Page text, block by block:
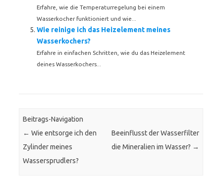
Erfahre, wie die Temperaturregelung bei einem
Wasserkocher funktioniert und wie...
Wie reinige ich das Heizelement meines
Wasserkochers?
Erfahre in einfachen Schritten, wie du das Heizelement
deines Wasserkochers...
Beitrags-Navigation
← Wie entsorge ich den
Zylinder meines
Wassersprudlers?
Beeinflusst der Wasserfilter
die Mineralien im Wasser? →